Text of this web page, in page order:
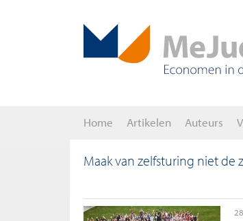
Home Artikelen Auteurs
Maak van zelfsturing niet de